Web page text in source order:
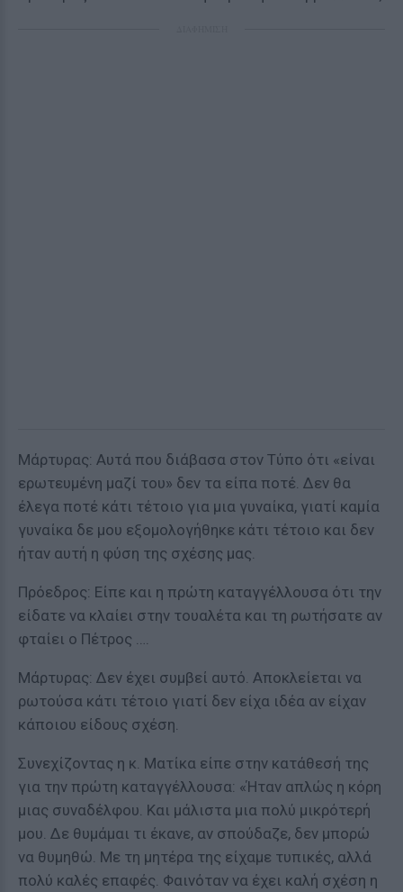
Μάρτυρας: Αυτά που διάβασα στον Τύπο ότι «είναι
ερωτευμένη μαζί του» δεν τα είπα ποτέ. Δεν θα
έλεγα ποτέ κάτι τέτοιο για μια γυναίκα, γιατί καμία
γυναίκα δε μου εξομολογήθηκε κάτι τέτοιο και δεν
ήταν αυτή η φύση της σχέσης μας.
Πρόεδρος: Είπε και η πρώτη καταγγέλλουσα ότι την
είδατε να κλαίει στην τουαλέτα και τη ρωτήσατε αν
φταίει ο Πέτρος ….
Μάρτυρας: Δεν έχει συμβεί αυτό. Αποκλείεται να
ρωτούσα κάτι τέτοιο γιατί δεν είχα ιδέα αν είχαν
κάποιου είδους σχέση.
Συνεχίζοντας η κ. Ματίκα είπε στην κατάθεσή της
για την πρώτη καταγγέλλουσα: «Ήταν απλώς η κόρη
μιας συναδέλφου. Και μάλιστα μια πολύ μικρότερή
μου. Δε θυμάμαι τι έκανε, αν σπούδαζε, δεν μπορώ
να θυμηθώ. Με τη μητέρα της είχαμε τυπικές, αλλά
πολύ καλές επαφές. Φαινόταν να έχει καλή σχέση η